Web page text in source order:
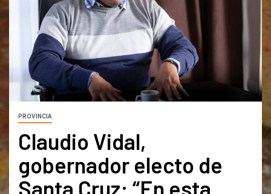
PROVINCIA
Claudio Vidal,
gobernador electo de
Santa Cruz: “En esta